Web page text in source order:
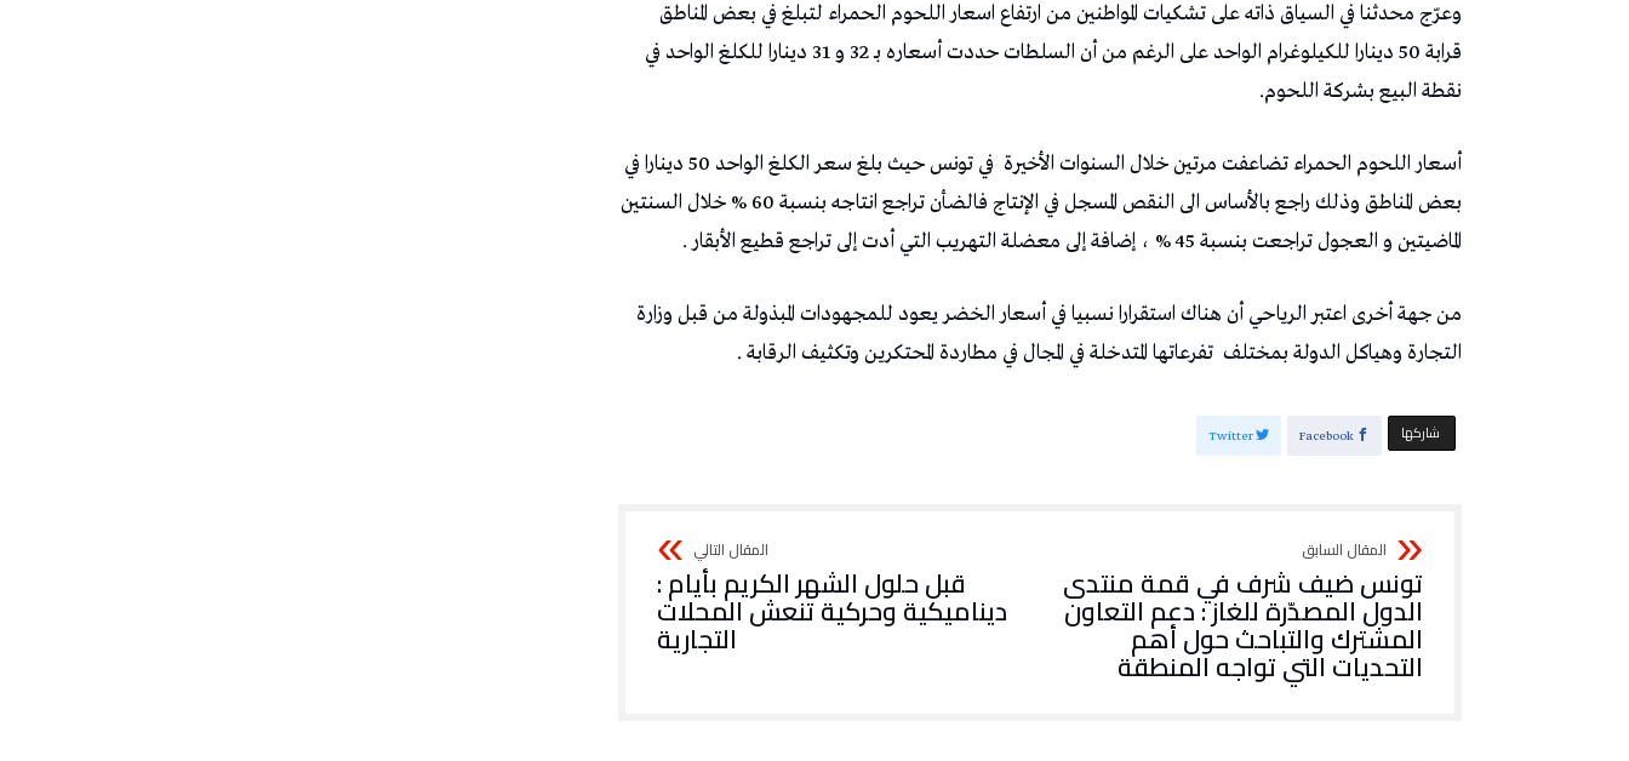
وعرّج محدثنا في السياق ذاته على تشكيات المواطنين من ارتفاع اسعار اللحوم الحمراء لتبلغ في بعض المناطق
قرابة 50 دينارا للكيلوغرام الواحد على الرغم من أن السلطات حددت أسعاره بـ 32 و 31 دينارا للكلغ الواحد في
نقطة البيع بشركة اللحوم.
أسعار اللحوم الحمراء تضاعفت مرتين خلال السنوات الأخيرة
في تونس حيث بلغ سعر الكلغ الواحد 50 دينارا في
بعض المناطق وذلك راجع بالأساس الى النقص المسجل في الإنتاج فالضأن تراجع انتاجه بنسبة 60 % خلال السنتين
الماضيتين و العجول تراجعت بنسبة 45 % ، إضافة إلى معضلة التهريب التي أدت إلى تراجع قطيع الأبقار .
من جهة أخرى اعتبر الرياحي أن هناك استقرارا نسبيا في أسعار الخضر يعود للمجهودات المبذولة من قبل وزارة
التجارة وهياكل الدولة بمختلف تفرعاتها المتدخلة في المجال في مطاردة المحتكرين وتكثيف الرقابة .
‫‫ شاركها‬ Facebook
Twitter
تونس ضيف شرف في قمة منتدى
الدول المصدّرة للغاز : دعم التعاون
المشترك والتباحث حول أهم
التحديات التي تواجه المنطقة
قبل حلول الشهر الكريم بأيام :
ديناميكية وحركية تنعش المحلات
التجارية